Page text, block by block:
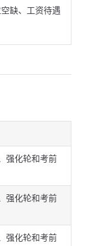
缺、工资待遇
强化轮和考前
强化轮和考前
强化轮和考前